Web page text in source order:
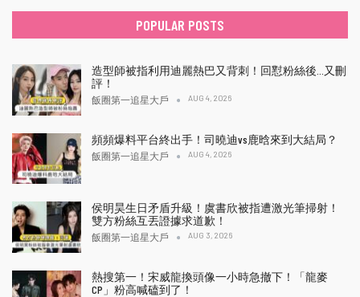
POPULAR POSTS
造型師被指利用迪麗熱巴又背刺！回懟粉絲後…又刪
評！
飯圈第一追星大戶 AUG 4, 2026
頻頻爆料平台終出手！司曉迪vs鹿晗來到大結局？
飯圈第一追星大戶 AUG 4, 2026
侯明昊生日矛盾升級！虞書欣被指遭激光筆掃射！
雙方粉絲互丟證據求道歉！
飯圈第一追星大戶 AUG 3, 2026
熱搜第一！宋威龍換頭像一小時急撤下！「龍麥
CP」粉高喊磕到了！